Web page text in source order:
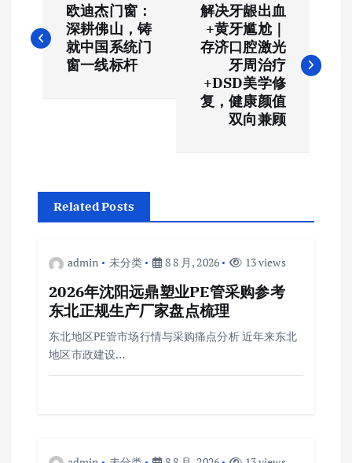
章
欧迪杰门窗：
深耕佛山，铸
就中国系统门
窗一线标杆
解决牙龈出血
+黄牙尴尬｜
存济口腔激光
牙周治疗
+DSD美学修
复，健康颜值
双向兼顾
Related Posts
admin 未分类 8 8 月, 2026 13 views
2026年沈阳远鼎塑业PE管采购参考
东北正规生产厂家盘点梳理
东北地区PE管市场行情与采购痛点分析 近年来东北
地区市政建设…